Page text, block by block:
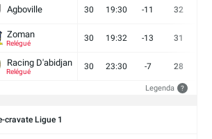
Agboville 30 19:30 -11 32
Zoman
Relégué
30 19:32 -13 31
Racing D'abidjan
Relégué
30 23:30 -7 28
Legenda ?
cravate Ligue 1